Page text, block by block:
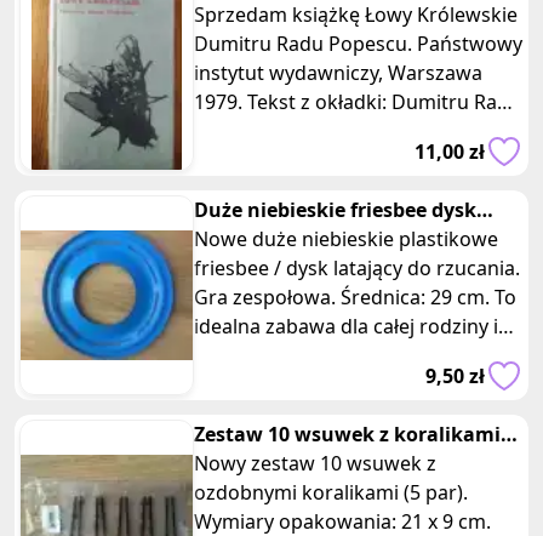
Dumitru Radu Popescu 1979
Sprzedam książkę Łowy Królewskie
Dumitru Radu Popescu. Państwowy
instytut wydawniczy, Warszawa
1979. Tekst z okładki: Dumitru Radu
11,00 zł
Duże niebieskie friesbee dysk
latający do rzucania
Nowe duże niebieskie plastikowe
friesbee / dysk latający do rzucania.
Gra zespołowa. Średnica: 29 cm. To
idealna zabawa dla całej rodziny i
9,50 zł
Zestaw 10 wsuwek z koralikami
różne wzory
Nowy zestaw 10 wsuwek z
ozdobnymi koralikami (5 par).
Wymiary opakowania: 21 x 9 cm.